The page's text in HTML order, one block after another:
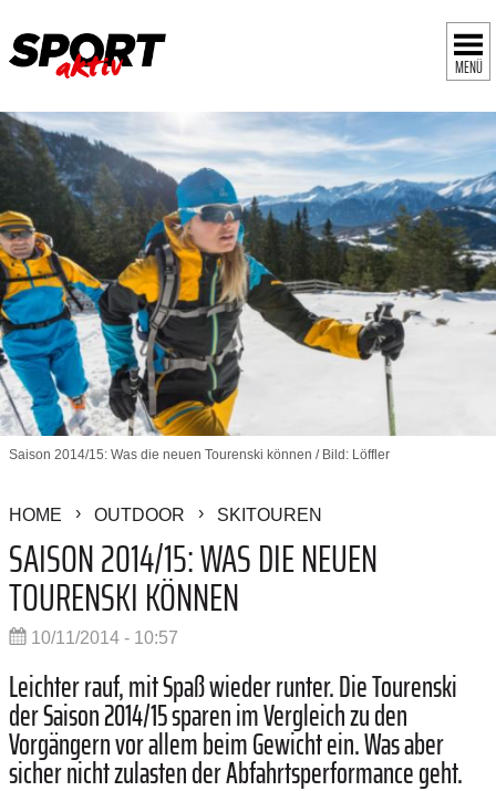
MENÜ
Saison 2014/15: Was die neuen Tourenski können / Bild: Löffler
HOME OUTDOOR SKITOUREN
SAISON 2014/15: WAS DIE NEUEN
TOURENSKI KÖNNEN
10/11/2014 - 10:57
Leichter rauf, mit Spaß wieder runter. Die Tourenski
der Saison 2014/15 sparen im Vergleich zu den
Vorgängern vor allem beim Gewicht ein. Was aber
sicher nicht zulasten der Abfahrtsperformance geht.